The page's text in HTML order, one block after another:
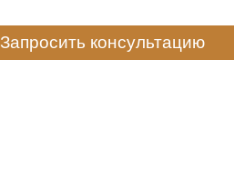
Запросить консультацию